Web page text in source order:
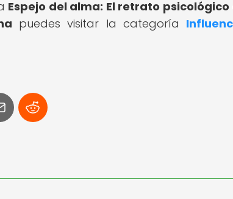
Espejo del alma: El retrato psicológico
puedes visitar la categoría